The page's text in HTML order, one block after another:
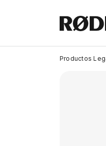
Productos